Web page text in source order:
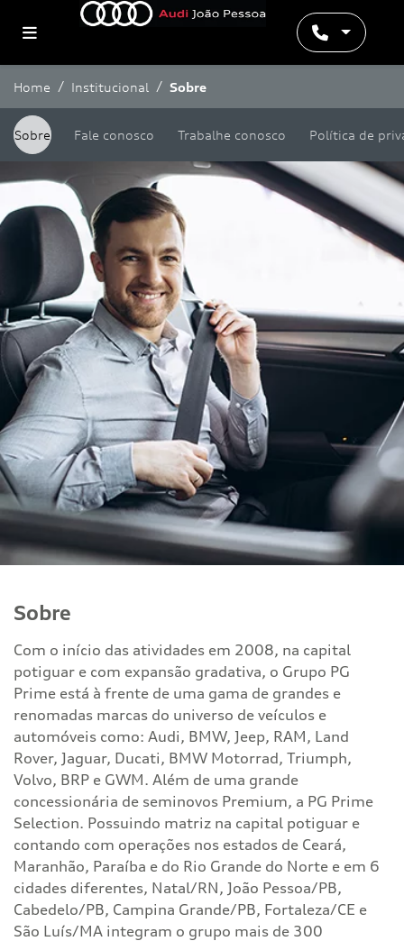
Home Institucional Sobre
Sobre Fale conosco Trabalhe conosco Política de
Sobre
Com o início das atividades em 2008, na capital
potiguar e com expansão gradativa, o Grupo PG
Prime está à frente de uma gama de grandes e
renomadas marcas do universo de veículos e
automóveis como: Audi, BMW, Jeep, RAM, Land
Rover, Jaguar, Ducati, BMW Motorrad, Triumph,
Volvo, BRP e GWM. Além de uma grande
concessionária de seminovos Premium, a PG Prime
Selection. Possuindo matriz na capital potiguar e
contando com operações nos estados de Ceará,
Maranhão, Paraíba e do Rio Grande do Norte e em 6
cidades diferentes, Natal/RN, João Pessoa/PB,
Cabedelo/PB, Campina Grande/PB, Fortaleza/CE e
São Luís/MA integram o grupo mais de 300